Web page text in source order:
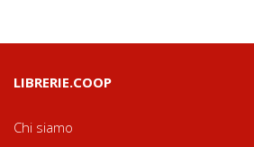
LIBRERIE.COOP
Chi siamo